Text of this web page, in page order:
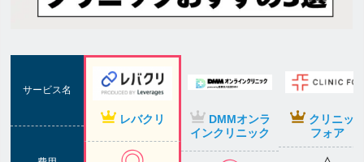
サービス名
レバクリ
DMMオンラ
インクリニック
クリニッ
フォア